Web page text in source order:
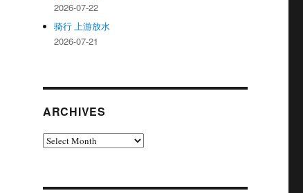
2026-07-22
骑行 上游放水
2026-07-21
ARCHIVES
Archives